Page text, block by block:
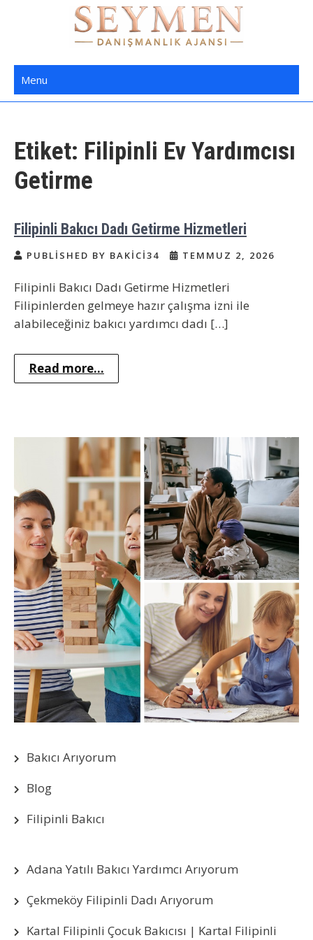
Seymen Danışmanlık | Yatılı Bakıcı,
Dadı,
Menu
Etiket: Filipinli Ev Yardımcısı
Getirme
Filipinli Bakıcı Dadı Getirme Hizmetleri
PUBLISHED BY BAKICI34 TEMMUZ 2, 2026
Filipinli Bakıcı Dadı Getirme Hizmetleri
Filipinlerden gelmeye hazır çalışma izni ile
alabileceğiniz bakıcı yardımcı dadı […]
Read more...
Bakıcı Arıyorum
Blog
Filipinli Bakıcı
Adana Yatılı Bakıcı Yardımcı Arıyorum
Çekmeköy Filipinli Dadı Arıyorum
Kartal Filipinli Çocuk Bakıcısı | Kartal Filipinli